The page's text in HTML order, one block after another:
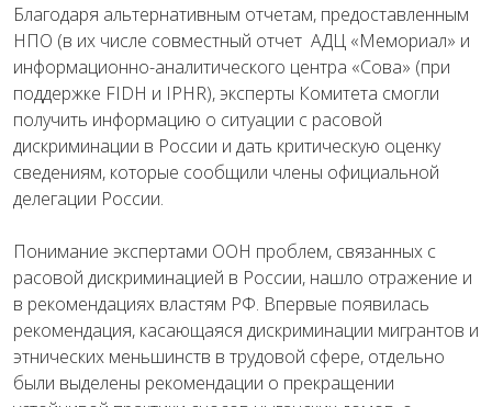
Благодаря альтернативным отчетам, предоставленным
НПО (в их числе совместный отчет АДЦ «Мемориал» и
информационно-аналитического центра «Сова» (при
поддержке FIDH и IPHR), эксперты Комитета смогли
получить информацию о ситуации с расовой
дискриминации в России и дать критическую оценку
сведениям, которые сообщили члены официальной
делегации России.
Понимание экспертами ООН проблем, связанных с
расовой дискриминацией в России, нашло отражение и
в рекомендациях властям РФ. Впервые появилась
рекомендация, касающаяся дискриминации мигрантов и
этнических меньшинств в трудовой сфере, отдельно
были выделены рекомендации о прекращении